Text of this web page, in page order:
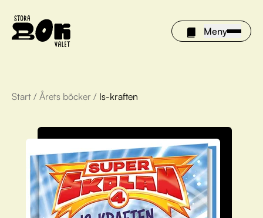
Meny
Årets böcker
Om Stora bokvalet
Olivia tipsar
Vinnare
Start / Årets böcker / Is-kraften